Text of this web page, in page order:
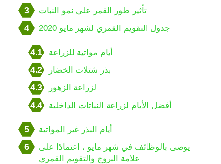
3 تأثير طور القمر على نمو النبات
4 جدول التقويم القمري لشهر مايو 2020
4.1 أيام مواتية للزراعة
4.2 بذر شتلات الخضار
4.3 لزراعة الزهور
4.4 أفضل الأيام لزراعة النباتات الداخلية
5 أيام البذر غير المواتية
6
يوصى بالوظائف في شهر مايو ، اعتمادًا على
علامة البروج والتقويم القمري